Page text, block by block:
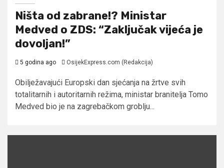
Ništa od zabrane!? Ministar
Medved o ZDS: “Zaključak vijeća je
dovoljan!”
5 godina ago OsijekExpress.com (Redakcija)
Obilježavajući Europski dan sjećanja na žrtve svih
totalitarnih i autoritarnih režima, ministar branitelja Tomo
Medved bio je na zagrebačkom groblju...